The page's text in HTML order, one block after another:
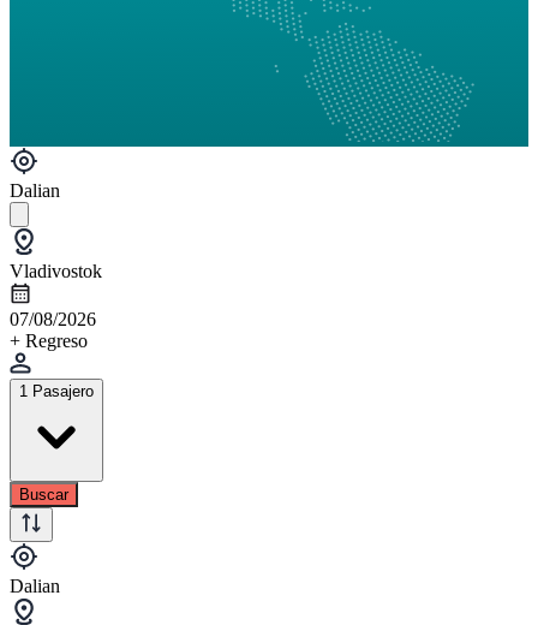
Dalian
Vladivostok
07/08/2026
+ Regreso
1 Pasajero
Buscar
Dalian